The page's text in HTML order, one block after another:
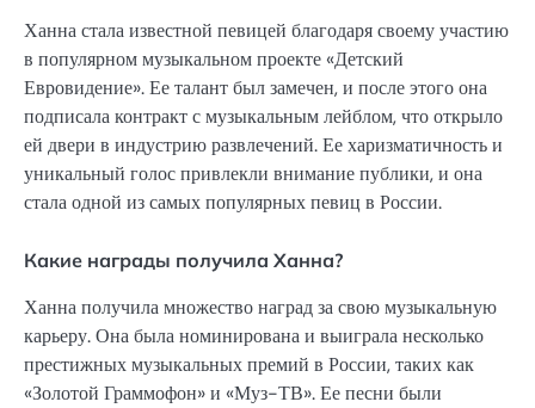
Ханна стала известной певицей благодаря своему участию
в популярном музыкальном проекте «Детский
Евровидение». Ее талант был замечен, и после этого она
подписала контракт с музыкальным лейблом, что открыло
ей двери в индустрию развлечений. Ее харизматичность и
уникальный голос привлекли внимание публики, и она
стала одной из самых популярных певиц в России.
Какие награды получила Ханна?
Ханна получила множество наград за свою музыкальную
карьеру. Она была номинирована и выиграла несколько
престижных музыкальных премий в России, таких как
«Золотой Граммофон» и «Муз-ТВ». Ее песни были